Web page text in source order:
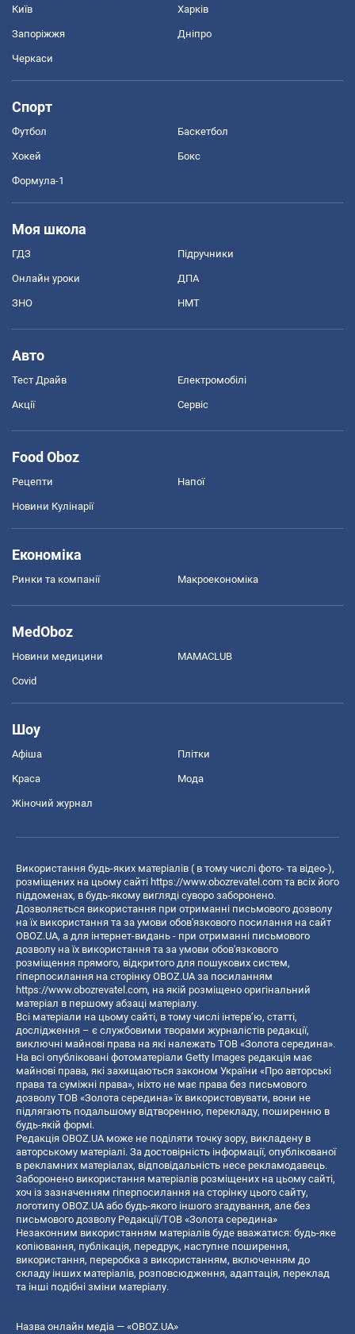
Київ Харків
Запоріжжя Дніпро
Черкаси
Спорт
Футбол Баскетбол
Хокей Бокс
Формула-1
Моя школа
ГДЗ Підручники
Онлайн уроки ДПА
ЗНО НМТ
Авто
Тест Драйв Електромобілі
Акції Сервіс
Food Oboz
Рецепти Напої
Новини Кулінарії
Економіка
Ринки та компанії Макроекономіка
MedOboz
Новини медицини MAMACLUB
Covid
Шоу
Афіша Плітки
Краса Мода
Жіночий журнал
Використання будь-яких матеріалів ( в тому числі фото- та відео-),
розміщених на цьому сайті https://www.obozrevatel.com та всіх його
піддоменах, в будь-якому вигляді суворо заборонено.
Дозволяється використання при отриманні письмового дозволу
на їх використання та за умови обов'язкового посилання на сайт
OBOZ.UA, а для інтернет-видань - при отриманні письмового
дозволу на їх використання та за умови обов'язкового
розміщення прямого, відкритого для пошукових систем,
гіперпосилання на сторінку OBOZ.UA за посиланням
https://www.obozrevatel.com, на якій розміщено оригінальний
матеріал в першому абзаці матеріалу.
Всі матеріали на цьому сайті, в тому числі інтерв’ю, статті,
дослідження – є службовими творами журналістів редакції,
виключні майнові права на які належать ТОВ «Золота середина».
На всі опубліковані фотоматеріали Getty Images редакція має
майнові права, які захищаються законом України «Про авторські
права та суміжні права», ніхто не має права без письмового
дозволу ТОВ «Золота середина» їх використовувати, вони не
підлягають подальшому відтворенню, перекладу, поширенню в
будь-якій формі.
Редакція OBOZ.UA може не поділяти точку зору, викладену в
авторському матеріалі. За достовірність інформації, опублікованої
в рекламних матеріалах, відповідальність несе рекламодавець.
Заборонено використання матеріалів розміщених на цьому сайті,
хоч із зазначенням гіперпосилання на сторінку цього сайту,
логотипу OBOZ.UA або будь-якого іншого згадування, але без
письмового дозволу Редакції/ТОВ «Золота середина»
Незаконним використанням матеріалів буде вважатися: будь-яке
копiювання, публiкацiя, передрук, наступне поширення,
використання, переробка з використанням, включенням до
складу інших матеріалів, розповсюдження, адаптація, переклад
та інші подібні зміни матеріалу.
Назва онлайн медіа — «OBOZ.UA»